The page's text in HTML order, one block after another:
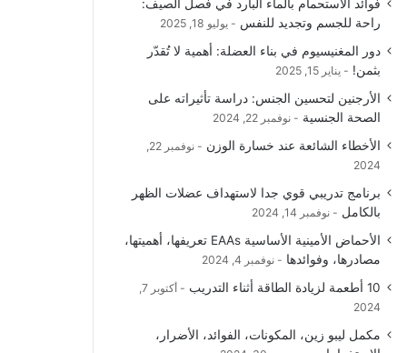
فوائد الاستحمام بالماء البارد في فصل الصيف:
راحة للجسم وتجديد للنفس
يوليو 18, 2025
دور المغنيسيوم في بناء العضلة: أهمية لا تُقدّر
بثمن!
يناير 15, 2025
الأرجنين لتحسين الجنس: دراسة تأثيراته على
الصحة الجنسية
نوفمبر 22, 2024
الأخطاء الشائعة عند خسارة الوزن
نوفمبر 22,
2024
برنامج تدريبي قوي جدا لاستهداف عضلات الظهر
بالكامل
نوفمبر 14, 2024
الأحماض الأمينية الأساسية EAAs تعريفها، أهميتها،
مصادرها، وفوائدها
نوفمبر 4, 2024
10 أطعمة لزيادة الطاقة أثناء التدريب
أكتوبر 7,
2024
مكمل ليبو زين، المكونات، الفوائد، الأضرار،